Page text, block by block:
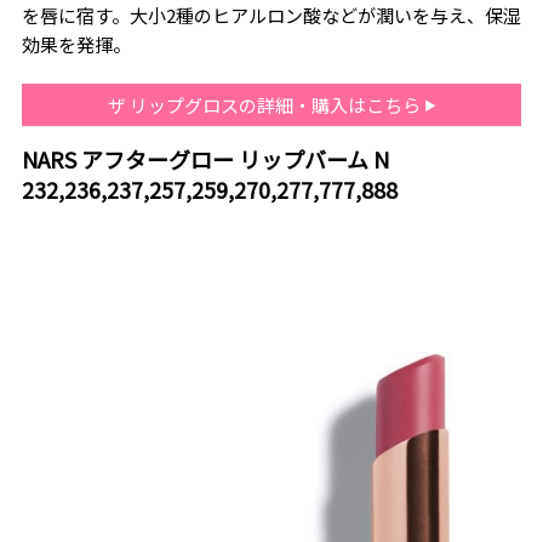
を唇に宿す。大小2種のヒアルロン酸などが潤いを与え、保湿
効果を発揮。
ザ リップグロスの詳細・購入はこちら
NARS アフターグロー リップバーム N
232,236,237,257,259,270,277,777,888